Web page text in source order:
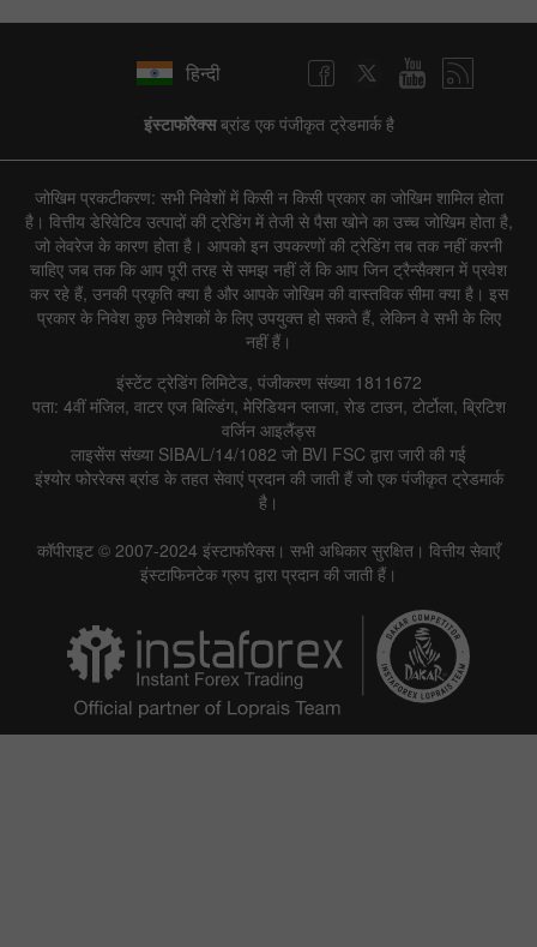
हिन्दी
इंस्टाफॉरेक्सब्रांड एक पंजीकृत ट्रेडमार्क है
जोखिम प्रकटीकरण: सभी निवेशों में किसी न किसी प्रकार का जोखिम शामिल होता
है। वित्तीय डेरिवेटिव उत्पादों की ट्रेडिंग में तेजी से पैसा खोने का उच्च जोखिम होता है,
जो लेवरेज के कारण होता है। आपको इन उपकरणों की ट्रेडिंग तब तक नहीं करनी
चाहिए जब तक कि आप पूरी तरह से समझ नहीं लें कि आप जिन ट्रैन्सैक्शन में प्रवेश
कर रहे हैं, उनकी प्रकृति क्या है और आपके जोखिम की वास्तविक सीमा क्या है। इस
प्रकार के निवेश कुछ निवेशकों के लिए उपयुक्त हो सकते हैं, लेकिन वे सभी के लिए
नहीं हैं।
इंस्टेंट ट्रेडिंग लिमिटेड, पंजीकरण संख्या 1811672
पता: 4वीं मंजिल, वाटर एज बिल्डिंग, मेरिडियन प्लाजा, रोड टाउन, टोर्टोला, ब्रिटिश
वर्जिन आइलैंड्स
लाइसेंस संख्या SIBA/L/14/1082 जो BVI FSC द्वारा जारी की गई
इंश्योर फोररेक्स ब्रांड के तहत सेवाएं प्रदान की जाती हैं जो एक पंजीकृत ट्रेडमार्क
है।
कॉपीराइट © 2007-2024 इंस्टाफॉरेक्स। सभी अधिकार सुरक्षित। वित्तीय सेवाएँ
इंस्टाफिनटेक ग्रुप द्वारा प्रदान की जाती हैं।